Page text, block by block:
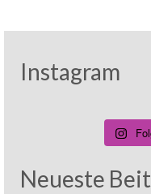
Instagram
Neueste